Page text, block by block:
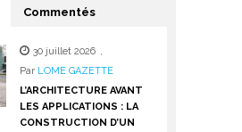
Commentés
30 juillet 2026 ,
Par LOME GAZETTE
L’ARCHITECTURE AVANT
LES APPLICATIONS : LA
CONSTRUCTION D’UN